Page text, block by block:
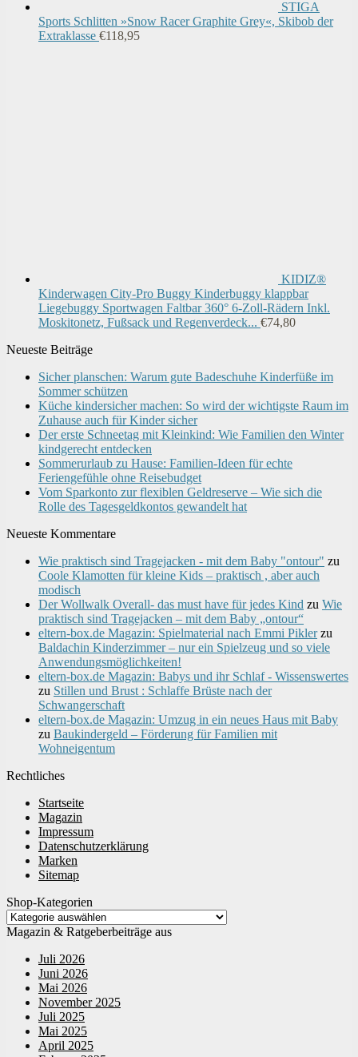
STIGA
Sports Schlitten »Snow Racer Graphite Grey«, Skibob der
Extraklasse €118,95
KIDIZ®
Kinderwagen City-Pro Buggy Kinderbuggy klappbar
Liegebuggy Sportwagen Faltbar 360° 6-Zoll-Rädern Inkl.
Moskitonetz, Fußsack und Regenverdeck... €74,80
Neueste Beiträge
Sicher planschen: Warum gute Badeschuhe Kinderfüße im
Sommer schützen
Küche kindersicher machen: So wird der wichtigste Raum im
Zuhause auch für Kinder sicher
Der erste Schneetag mit Kleinkind: Wie Familien den Winter
kindgerecht entdecken
Sommerurlaub zu Hause: Familien-Ideen für echte
Feriengefühle ohne Reisebudget
Vom Sparkonto zur flexiblen Geldreserve – Wie sich die
Rolle des Tagesgeldkontos gewandelt hat
Neueste Kommentare
Wie praktisch sind Tragejacken - mit dem Baby "ontour" zu
Coole Klamotten für kleine Kids – praktisch , aber auch
modisch
Der Wollwalk Overall- das must have für jedes Kind zu Wie
praktisch sind Tragejacken – mit dem Baby „ontour“
eltern-box.de Magazin: Spielmaterial nach Emmi Piklerzu
Baldachin Kinderzimmer – nur ein Spielzeug und so viele
Anwendungsmöglichkeiten!
eltern-box.de Magazin: Babys und ihr Schlaf - Wissenswertes
zu Stillen und Brust : Schlaffe Brüste nach der
Schwangerschaft
eltern-box.de Magazin: Umzug in ein neues Haus mit Baby
zu Baukindergeld – Förderung für Familien mit
Wohneigentum
Rechtliches
Startseite
Magazin
Impressum
Datenschutzerklärung
Marken
Sitemap
Shop-Kategorien
Magazin & Ratgeberbeiträge aus
Juli 2026
Juni 2026
Mai 2026
November 2025
Juli 2025
Mai 2025
April 2025